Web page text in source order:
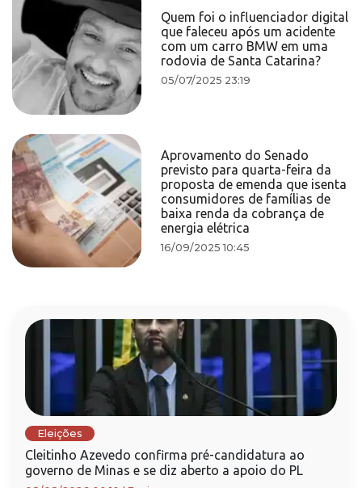
Quem foi o influenciador digital
que faleceu após um acidente
com um carro BMW em uma
rodovia de Santa Catarina?
05/07/2025 23:19
Aprovamento do Senado
previsto para quarta-feira da
proposta de emenda que isenta
consumidores de famílias de
baixa renda da cobrança de
energia elétrica
16/09/2025 10:45
Eleições
Cleitinho Azevedo confirma pré-candidatura ao
governo de Minas e se diz aberto a apoio do PL